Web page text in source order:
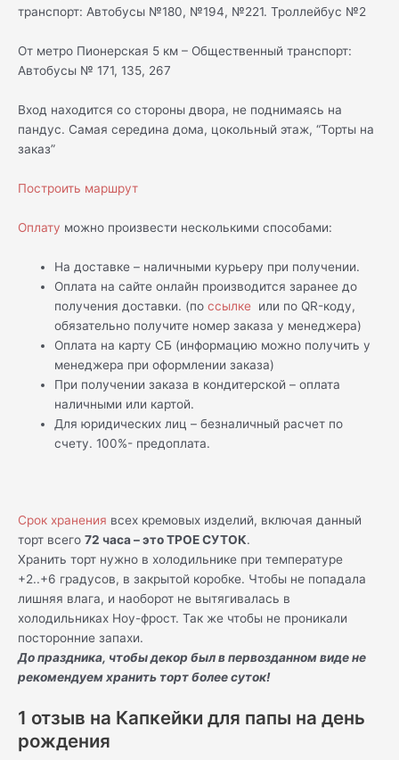
транспорт: Автобусы №180, №194, №221. Троллейбус №2
От метро Пионерская 5 км – Общественный транспорт:
Автобусы № 171, 135, 267
Вход находится со стороны двора, не поднимаясь на
пандус. Самая середина дома, цокольный этаж, “Торты на
заказ”
Построить маршрут
Оплату можно произвести несколькими способами:
На доставке – наличными курьеру при получении.
Оплата на сайте онлайн производится заранее до
получения доставки. (поссылке или по QR-коду,
обязательно получите номер заказа у менеджера)
Оплата на карту СБ (информацию можно получить у
менеджера при оформлении заказа)
При получении заказа в кондитерской – оплата
наличными или картой.
Для юридических лиц – безналичный расчет по
счету. 100%- предоплата.
Срок хранения всех кремовых изделий, включая данный
торт всего 72 часа – это ТРОЕ СУТОК.
Хранить торт нужно в холодильнике при температуре
+2..+6 градусов, в закрытой коробке. Чтобы не попадала
лишняя влага, и наоборот не вытягивалась в
холодильниках Ноу-фрост. Так же чтобы не проникали
посторонние запахи.
До праздника, чтобы декор был в первозданном виде не
рекомендуем хранить торт более суток!
1 отзыв на Капкейки для папы на день
рождения